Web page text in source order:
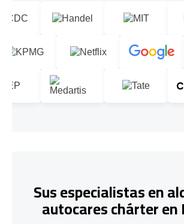
Sus especialistas en
autocares chárter en